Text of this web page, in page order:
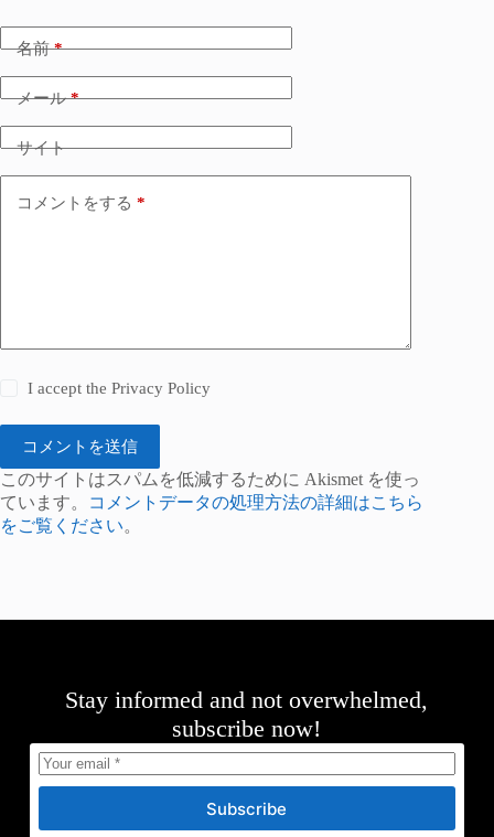
名前*
メール*
サイト
コメントをする *
I accept thePrivacy Policy
コメントを送信
このサイトはスパムを低減するために Akismet を使っ
ています。
コメントデータの処理方法の詳細はこちら
をご覧ください。
Stay informed and not overwhelmed,
subscribe now!
Subscribe